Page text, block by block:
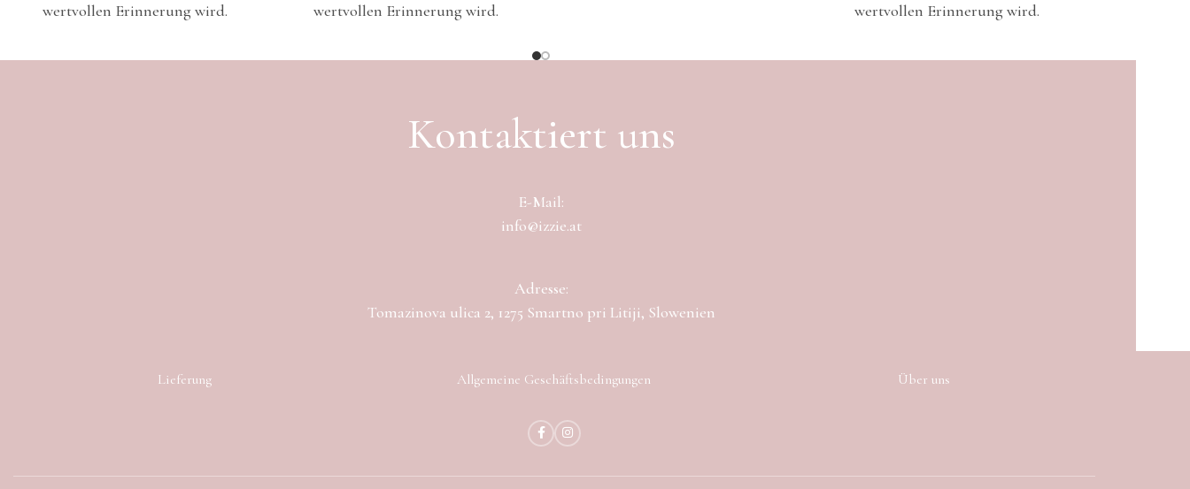
wertvollen Erinnerung wird.
wertvollen Erinnerung wird.
wertvollen Erinnerung wird.
Kontaktiert uns
E-Mail:
info@izzie.at
Adresse:
Tomazinova ulica 2, 1275 Smartno pri Litiji, Slowenien
Lieferung Allgemeine Geschäftsbedingungen Über uns